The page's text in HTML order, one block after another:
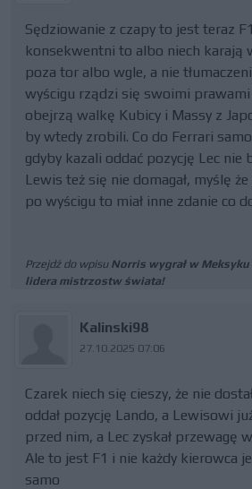
Sędziowanie z czapy to jest teraz
konsekwentni to albo niech karają
poza tor albo wgle, a nie
wyścigu rządzi się swoimi prawami
obejrzą walkę Kubicy i Massy z
by wtedy zrobili. Co do Ferrari
gdyby kazali oddać pozycję Lec nie
Lewis też się nie domagał, myślę
po wyścigu to miał inne zdanie co
Przejdź do wpisu Norris wygrał w
lidera mistrzostw świata!
Kalinski98
27.10.2025 07:06
Czarek niech się cieszy, że nie
oddał pozycję Lando, a Lewisowi
przed nim, a Lec zyskał przewagę
Ale to jest F1 i nie każdy kierowca
samo